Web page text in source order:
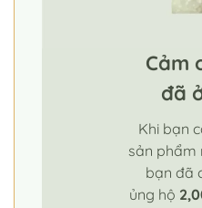
Cảm
đã
Khi bạn
sản phẩm
bạn đã
ủng hộ